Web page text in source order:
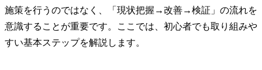
施策を行うのではなく、「現状把握→改善→検証」の流れを
意識することが重要です。ここでは、初心者でも取り組みや
すい基本ステップを解説します。